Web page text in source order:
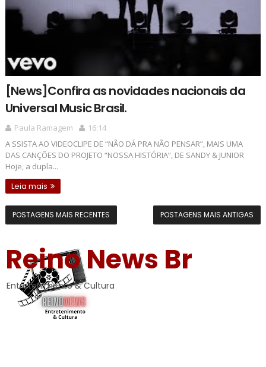
[News]Confira as novidades nacionais da
Universal Music Brasil.
Paula Ramagem
16:14
A SSISTA AO VIDEOCLIPE DE “NÃO DÁ PRA NÃO PENSAR”, MAIS UMA
DAS CANÇÕES DO PROJETO “NOSSA HISTÓRIA”, DE SANDY & JUNIOR
Hoje, a dupla...
Leia mais
POSTAGENS MAIS RECENTES POSTAGENS MAIS ANTIGAS
Reino News Br
Entretenimento & Cultura